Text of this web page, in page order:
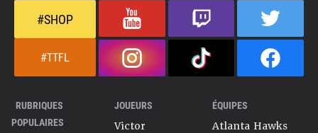
#SHOP
#TTFL
RUBRIQUES
POPULAIRES
JOUEURS
Victor
ÉQUIPES
Atlanta Hawks